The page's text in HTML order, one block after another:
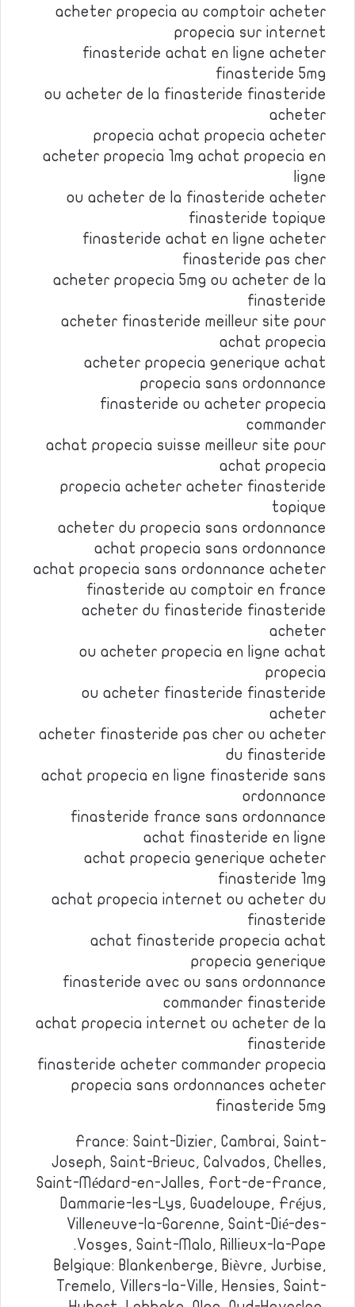
acheter propecia au comptoir acheter
propecia sur internet
finasteride achat en ligne acheter
finasteride 5mg
ou acheter de la finasteride finasteride
acheter
propecia achat propecia acheter
acheter propecia 1mg achat propecia en
ligne
ou acheter de la finasteride acheter
finasteride topique
finasteride achat en ligne acheter
finasteride pas cher
acheter propecia 5mg ou acheter de la
finasteride
acheter finasteride meilleur site pour
achat propecia
acheter propecia generique achat
propecia sans ordonnance
finasteride ou acheter propecia
commander
achat propecia suisse meilleur site pour
achat propecia
propecia acheter acheter finasteride
topique
acheter du propecia sans ordonnance
achat propecia sans ordonnance
achat propecia sans ordonnance acheter
finasteride au comptoir en france
acheter du finasteride finasteride
acheter
ou acheter propecia en ligne achat
propecia
ou acheter finasteride finasteride
acheter
acheter finasteride pas cher ou acheter
du finasteride
achat propecia en ligne finasteride sans
ordonnance
finasteride france sans ordonnance
achat finasteride en ligne
achat propecia generique acheter
finasteride 1mg
achat propecia internet ou acheter du
finasteride
achat finasteride propecia achat
propecia generique
finasteride avec ou sans ordonnance
commander finasteride
achat propecia internet ou acheter de la
finasteride
finasteride acheter commander propecia
propecia sans ordonnances acheter
finasteride 5mg
France: Saint-Dizier, Cambrai, Saint-
Joseph, Saint-Brieuc, Calvados, Chelles,
Saint-Médard-en-Jalles, Fort-de-France,
Dammarie-les-Lys, Guadeloupe, Fréjus,
Villeneuve-la-Garenne, Saint-Dié-des-
Vosges, Saint-Malo, Rillieux-la-Pape.
Belgique: Blankenberge, Bièvre, Jurbise,
Tremelo, Villers-la-Ville, Hensies, Saint-